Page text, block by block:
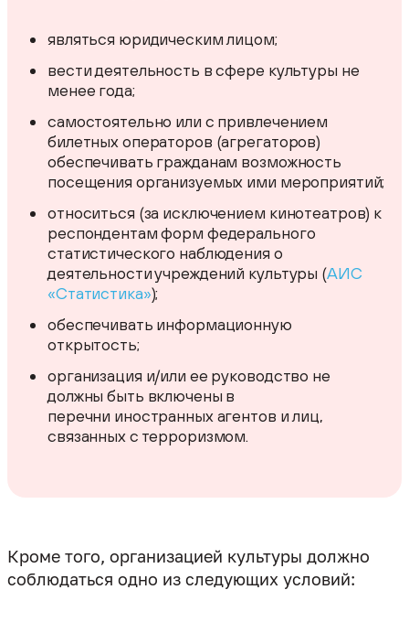
являться юридическим лицом;
вести деятельность в сфере культуры не
менее года;
самостоятельно или с привлечением
билетных операторов (агрегаторов)
обеспечивать гражданам возможность
посещения организуемых ими мероприятий;
относиться (за исключением кинотеатров) к
респондентам форм федерального
статистического наблюдения о
деятельности учреждений культуры (АИС
«Статистика»);
обеспечивать информационную
открытость;
организация и/или ее руководство не
должны быть включены в
перечни иностранных агентов и лиц,
связанных с терроризмом.
Кроме того, организацией культуры должно